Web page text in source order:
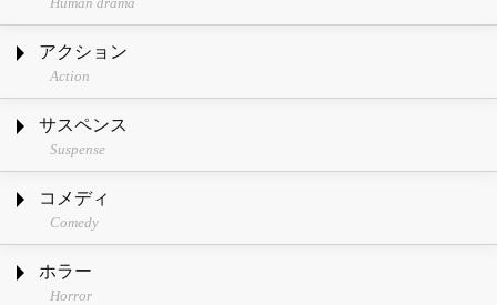
アクション
Action
サスペンス
Suspense
コメディ
Comedy
ホラー
Horror